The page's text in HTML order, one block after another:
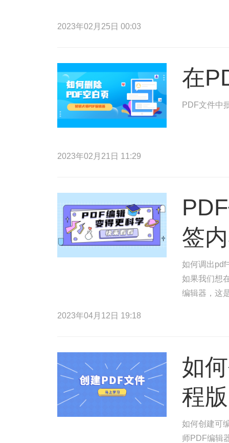
2023年02月25日 00:03
在
PDF文件中
2023年02月21日 11:29
签
如何调出pdf
如果我们想
编辑器，这
2023年04月12日 19:18
如
程版
如何创建可
师PDF编辑